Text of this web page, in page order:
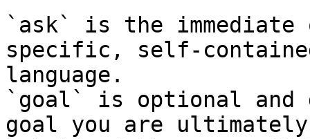
`ask` is the
specific, self-
language.
`goal` is optional and
goal you are